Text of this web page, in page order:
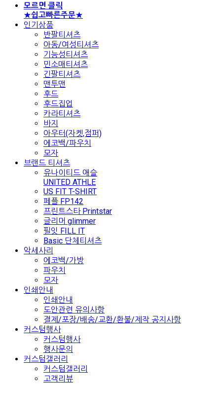
모르면 클릭
★쉽고빠른주문★
인기상품
반팔티셔츠
아동/여성티셔츠
기능성티셔츠
민소매티셔츠
긴팔티셔츠
맨투맨
후드
후드집업
카라티셔츠
바지
아우터(자켓,점퍼)
에코백/파우치
모자
브랜드 티셔츠
유나이티드 애슬
UNITED ATHLE
US FIT T-SHIRT
페플 FP142
프린트스타 Printstar
글리머 glimmer
필잇 FILL IT
Basic 단체티셔츠
악세사리
에코백/가방
파우치
모자
인쇄안내
인쇄안내
도안관련 유의사항
결제/포장/배송/교환/환불/제작 공지사항
커스텀행사
커스텀행사
행사문의
커스텀갤러리
커스텀갤러리
고객리뷰